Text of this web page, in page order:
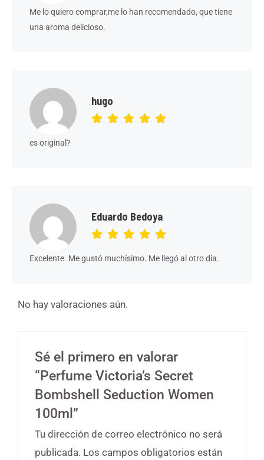
Me lo quiero comprar,me lo han recomendado, que tiene
una aroma delicioso.
hugo
es original?
Eduardo Bedoya
Excelente. Me gustó muchísimo. Me llegó al otro día.
No hay valoraciones aún.
Sé el primero en valorar
“Perfume Victoria’s Secret
Bombshell Seduction Women
100ml”
Tu dirección de correo electrónico no será
publicada. Los campos obligatorios están